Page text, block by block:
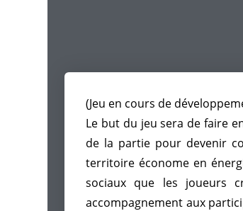
(Jeu en cours de
Le but du jeu sera de faire
de la partie pour devenir
territoire économe en
sociaux que les joueurs
accompagnement aux